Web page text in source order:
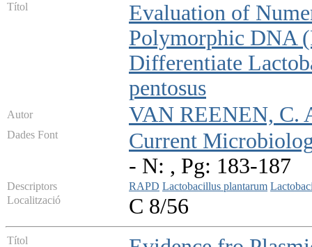
Títol
Evaluation of
Polymorphic DNA
Differentiate
pentosus
Autor VAN REENEN, C.
Dades Font
Current
- N: , Pg: 183-187
Descriptors RAPD Lactobacillus plantarum
Localització
C 8/56
Títol